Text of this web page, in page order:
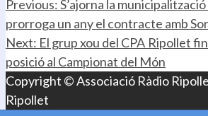
Continue
Reading
Previous:S’ajorna la municipalització
prorroga un any el contracte amb
Next: El grup xou del CPA Ripollet
posició al Campionat del Món
Copyright © Associació Ràdio
Ripollet